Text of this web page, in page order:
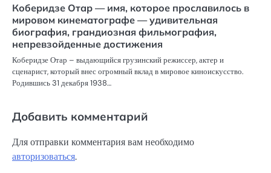
Коберидзе Отар — имя, которое прославилось в
мировом кинематографе — удивительная
биография, грандиозная фильмография,
непревзойденные достижения
Коберидзе Отар – выдающийся грузинский режиссер, актер и
сценарист, который внес огромный вклад в мировое киноискусство.
Родившись 31 декабря 1938…
Добавить комментарий
Для отправки комментария вам необходимо
авторизоваться.